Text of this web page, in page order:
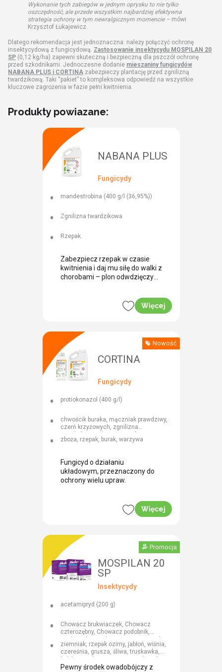
Wykonanie tych zabiegów w jednym oprysku to nie tylko
oszczędność, ale przede wszystkim najbardziej efektywna
strategia ochrony w tym newralgicznym momencie – mówi
Krzysztof Łukajewicz.
Dlatego rekomendacja jest jednoznaczna: należy połączyć ochronę
insektycydową z fungicydową. Zastosowanie insektycydu MOSPILAN 20
SP (0,12 kg/ha) zapewni skuteczną i bezpieczną dla pszczół ochronę
przed szkodnikami. Jednoczesne dodanie mieszaniny fungicydów
NABANA PLUS i CORTINA zabezpieczy plantację przed zgnilizną
twardzikową. Taki “pakiet” to kompleksowa odpowiedź na wszystkie
kluczowe zagrożenia w fazie pełni kwitnienia.
Produkty powiazane:
NABANA PLUS
Fungicydy
mandestrobina (400 g/l (36,95%))
Zgnilizna twardzikowa
Rzepak
Zabezpiecz rzepak w czasie
kwitnienia i daj mu siłę do walki z
chorobami – plon odwdzięczy
Więcej
Nowość
CORTINA
Fungicydy
protiokonazol (400 g/l)
chwościk buraka, mączniak prawdziwy,
czerń krzyżowych, zgnilizna
kłosów, rdze zbóż, septorioza
zboża, rzepak, burak, warzywa
Fungicyd o działaniu
układowym, przeznaczony do
ochrony wielu upraw.
Więcej
Promocja
MOSPILAN 20
SP
Insektycydy
acetamipryd (200 g)
Chowacz brukwiaczek, Chowacz
czterozębny, Chowacz podobnik,
Słodyszek rzepakowiec, Pryszczarek
kapustnik, Stonka ziemniaczana,
Przeziernik malinowiec, Przeziernik
borówkowiec, Ogrodnica niszczylistka ,
ziemniak, rzepak ozimy, jabłoń, wiśnia,
czereśnia, grusza, śliwa, truskawka,
bobik, soja, lucerna siewna, łubin żółty,
łubin biały, łubin wąskolistny, tytoń,
Pewny środek owadobójczy z